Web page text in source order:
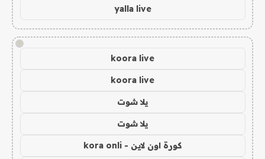
yalla live
!
koora live
koora live
يلا شوت
يلا شوت
كورة اون لاين - kora onli